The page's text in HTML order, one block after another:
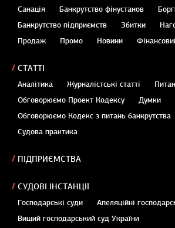
Санація
Банкрутство фінустанов
Банкрутство підприємств
Збитки
Продаж
Промо Новини
СТАТТІ
Аналітика Журналістські статті
Обговорюємо Проект Кодексу
Думки
Обговорюємо Кодекс з питань банкрутства
Судова практика
ПІДПРИЄМСТВА
СУДОВІ ІНСТАНЦІЇ
Господарські суди
Апеляційні
Вищий господарський суд України